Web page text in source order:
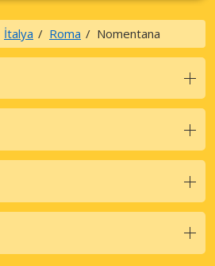
İtalya Roma Nomentana